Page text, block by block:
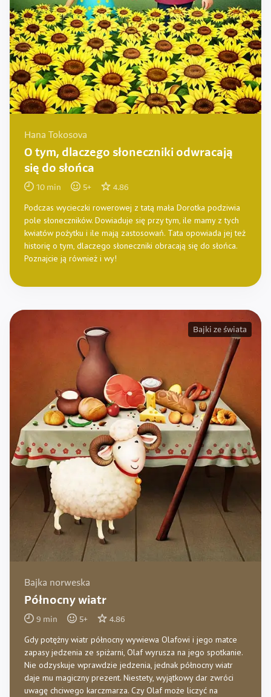
Hana Tokosova
O tym, dlaczego słoneczniki odwracają
się do słońca
10 min 5+ 4.86
Podczas wycieczki rowerowej z tatą mała Dorotka podziwia
pole słoneczników. Dowiaduje się przy tym, ile mamy z tych
kwiatów pożytku i ile mają zastosowań. Tata opowiada jej też
historię o tym, dlaczego słoneczniki obracają się do słońca.
Poznajcie ją również i wy!
Bajki ze świata
Bajka norweska
Północny wiatr
9 min 5+ 4.86
Gdy potężny wiatr północny wywiewa Olafowi i jego matce
zapasy jedzenia ze spiżarni, Olaf wyrusza na jego spotkanie.
Nie odzyskuje wprawdzie jedzenia, jednak północny wiatr
daje mu magiczny prezent. Niestety, wyjątkowy dar zwróci
uwagę chciwego karczmarza. Czy Olaf może liczyć na